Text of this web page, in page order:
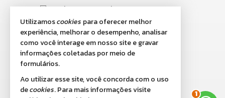
receba nosso newsletter
indicadores financeiros
cadastre seu imóvel
imóveis favoritos
mapa de imóveis
2
Utilizamoscookies para oferecer melhor
experiência, melhorar o desempenho, analisar
como você interage em nosso site e gravar
informações coletadas por meio de
formulários.
Ao utilizar esse site, você concorda com o uso
decookies. Para mais informações visite